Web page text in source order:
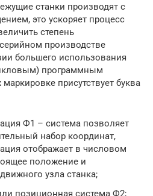
станки производят с
это ускоряет процесс
степень
производстве
большего использования
программным
присутствует буква
Ф1 – система позволяет
набор координат,
отображает в числовом
положение и
узла станка;
позиционная система Ф2;